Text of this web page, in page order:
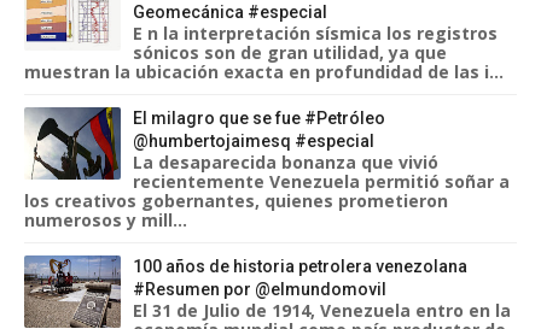
Geomecánica #especial
E n la interpretación sísmica los registros
sónicos son de gran utilidad, ya que
muestran la ubicación exacta en profundidad de las i...
El milagro que se fue #Petróleo
@humbertojaimesq #especial
La desaparecida bonanza que vivió
recientemente Venezuela permitió soñar a
los creativos gobernantes, quienes prometieron
numerosos y mill...
100 años de historia petrolera venezolana
#Resumen por @elmundomovil
El 31 de Julio de 1914, Venezuela entro en la